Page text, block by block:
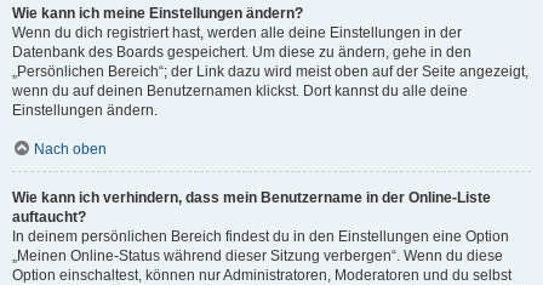
Wie kann ich meine Einstellungen ändern?
Wenn du dich registriert hast, werden alle deine Einstellungen in der
Datenbank des Boards gespeichert. Um diese zu ändern, gehe in den
„Persönlichen Bereich“; der Link dazu wird meist oben auf der Seite angezeigt,
wenn du auf deinen Benutzernamen klickst. Dort kannst du alle deine
Einstellungen ändern.
Nach oben
Wie kann ich verhindern, dass mein Benutzername in der Online-Liste
auftaucht?
In deinem persönlichen Bereich findest du in den Einstellungen eine Option
„Meinen Online-Status während dieser Sitzung verbergen“. Wenn du diese
Option einschaltest, können nur Administratoren, Moderatoren und du selbst